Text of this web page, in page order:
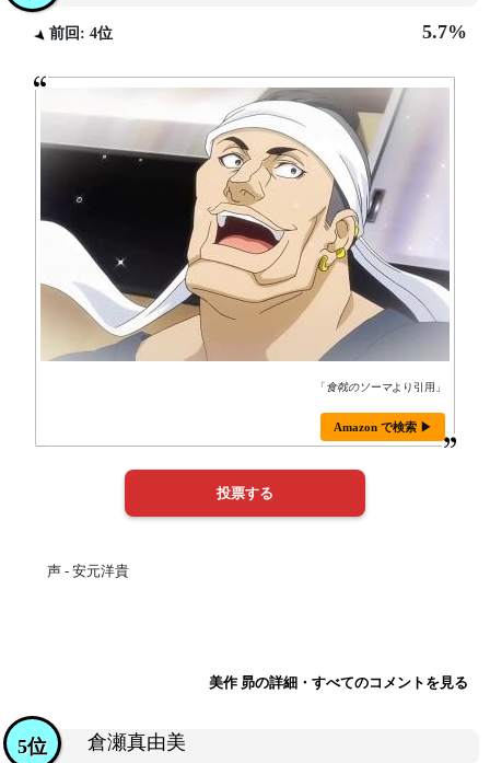
前回: 4位 5.7%
「食戟のソーマより引用」
Amazon で検索 ▶
声 - 安元洋貴
美作 昴の詳細・すべてのコメントを見る
倉瀬真由美
5位